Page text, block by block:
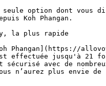
option dont vous
Koh Phangan.
la plus rapide
Phangan](https://
effectuée jusqu'à 21
sécurisé avec de
n’aurez plus envie